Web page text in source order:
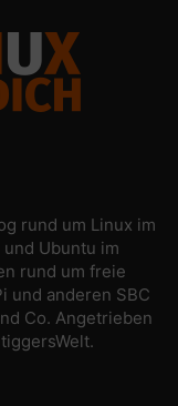
rund um Linux im
Ubuntu im
rund um freie
und anderen SBC
Co. Angetrieben
tiggersWelt.